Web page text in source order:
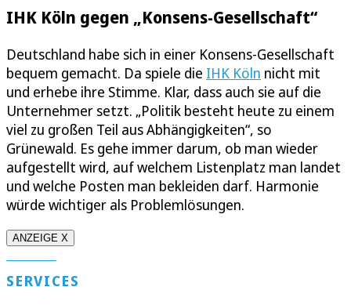
IHK Köln gegen „Konsens-Gesellschaft“
Deutschland habe sich in einer Konsens-Gesellschaft
bequem gemacht. Da spiele die IHK Köln nicht mit
und erhebe ihre Stimme. Klar, dass auch sie auf die
Unternehmer setzt. „Politik besteht heute zu einem
viel zu großen Teil aus Abhängigkeiten“, so
Grünewald. Es gehe immer darum, ob man wieder
aufgestellt wird, auf welchem Listenplatz man landet
und welche Posten man bekleiden darf. Harmonie
würde wichtiger als Problemlösungen.
ANZEIGE X
SERVICES